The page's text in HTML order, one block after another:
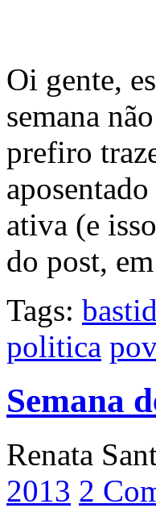
Oi gente,
semana
prefiro
ativa (e
do post,
Tags:
politica
Semana
Renata
2013 2